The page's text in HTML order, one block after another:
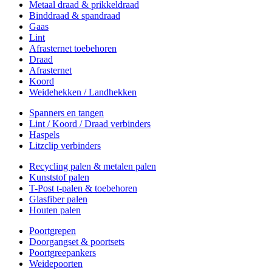
Metaal draad & prikkeldraad
Binddraad & spandraad
Gaas
Lint
Afrasternet toebehoren
Draad
Afrasternet
Koord
Weidehekken / Landhekken
Spanners en tangen
Lint / Koord / Draad verbinders
Haspels
Litzclip verbinders
Recycling palen & metalen palen
Kunststof palen
T-Post t-palen & toebehoren
Glasfiber palen
Houten palen
Poortgrepen
Doorgangset & poortsets
Poortgreepankers
Weidepoorten